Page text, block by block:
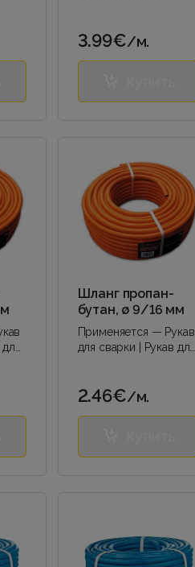
3.99€/м.
Шланг пропан-
бутан, ø 9/16 мм
Применяется — Рукав
для сварки | Рукав для
2.46€/м.